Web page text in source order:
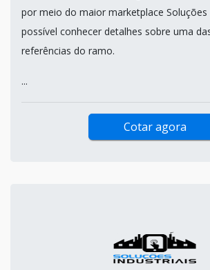
por meio do maior marketplace Soluções
possível conhecer detalhes sobre uma
referências do ramo.
...
Cotar agora